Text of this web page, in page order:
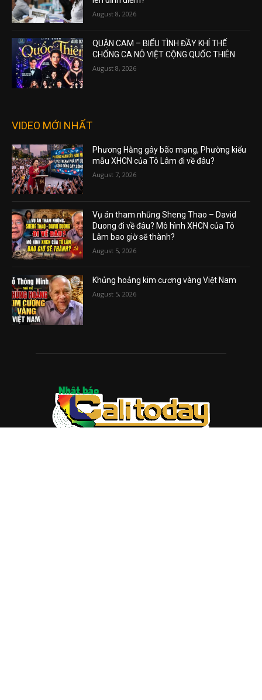
August 8, 2026
QUẬN CAM – BIỂU TÌNH ĐẦY KHÍ THẾ
CHỐNG CA NÔ VIỆT CỘNG QUỐC THIÊN
August 8, 2026
VIDEO MỚI NHẤT
Phương Hằng gây bão mạng, Phường kiểu
mẫu XHCN của Tô Lâm đi về đâu?
August 7, 2026
Vụ án tham nhũng Sheng Thao – David
Duong đi về đâu? Mô hình XHCN của Tô
Lâm bao giờ sẽ thành?
August 5, 2026
Khủng hoảng kim cương vàng Việt Nam
August 5, 2026